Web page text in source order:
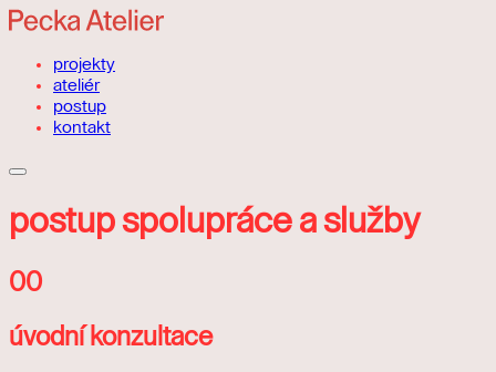
projekty
ateliér
postup
kontakt
postup spolupráce a služby
00
úvodní konzultace